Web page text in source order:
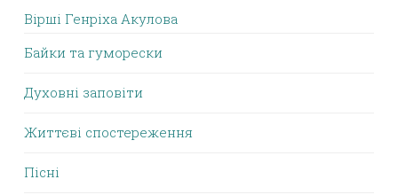
Вірші Генріха Акулова
Байки та гуморески
Духовні заповіти
Життєві спостереження
Пісні